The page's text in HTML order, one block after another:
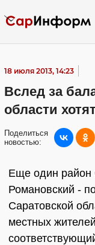
18 июля 2013, 14:23
Вслед за
области
Поделиться
новостью:
Еще один район
Романовский -
Саратовской
местных